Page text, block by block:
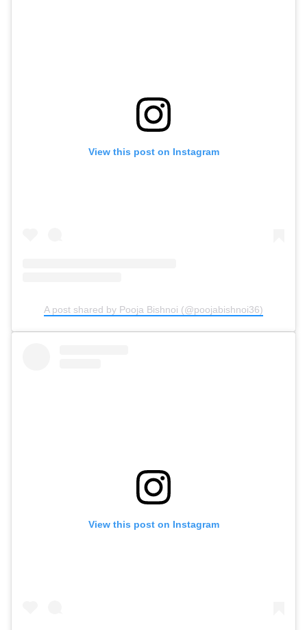
View this post on Instagram
A post shared by Pooja Bishnoi (@poojabishnoi36)
View this post on Instagram